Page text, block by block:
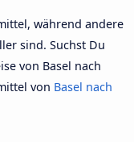
während andere
sind. Suchst Du
von Basel nach
von Basel nach